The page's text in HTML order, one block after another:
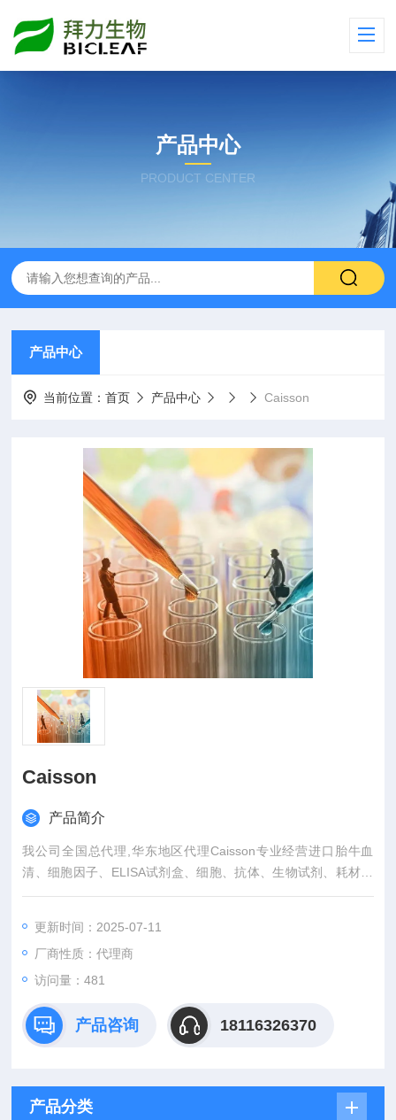
产品中心
PRODUCT CENTER
产品中心
当前位置：首页 产品中心 Caisson
Caisson
产品简介
我公司全国总代理,华东地区代理Caisson专业经营进口胎牛血
清、细胞因子、ELISA试剂盒、细胞、抗体、生物试剂、耗材、
培养基、一抗、二抗、其产品吸附均匀，吸附性好，空白值低，
更新时间：2025-07-11
厂商性质：代理商
访问量：481
产品咨询 18116326370
产品分类